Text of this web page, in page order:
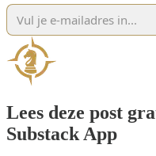
Lees deze post
Substack App